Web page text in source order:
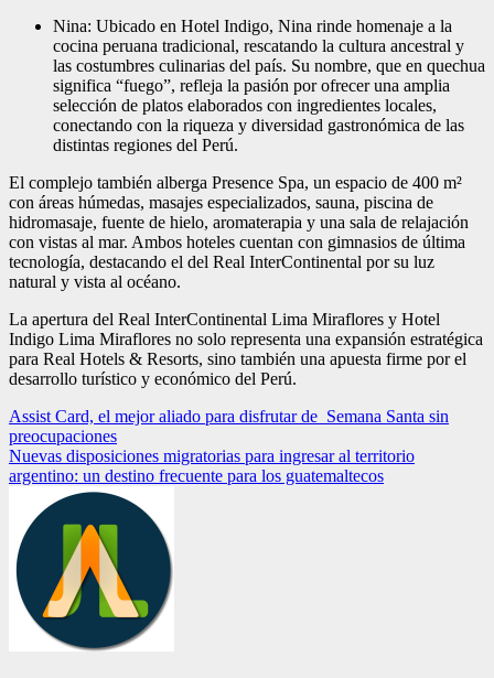
Nina: Ubicado en Hotel Indigo, Nina rinde homenaje a la
cocina peruana tradicional, rescatando la cultura ancestral y
las costumbres culinarias del país. Su nombre, que en quechua
significa “fuego”, refleja la pasión por ofrecer una amplia
selección de platos elaborados con ingredientes locales,
conectando con la riqueza y diversidad gastronómica de las
distintas regiones del Perú.
El complejo también alberga Presence Spa, un espacio de 400 m²
con áreas húmedas, masajes especializados, sauna, piscina de
hidromasaje, fuente de hielo, aromaterapia y una sala de relajación
con vistas al mar. Ambos hoteles cuentan con gimnasios de última
tecnología, destacando el del Real InterContinental por su luz
natural y vista al océano.
La apertura del Real InterContinental Lima Miraflores y Hotel
Indigo Lima Miraflores no solo representa una expansión estratégica
para Real Hotels & Resorts, sino también una apuesta firme por el
desarrollo turístico y económico del Perú.
Navegación
de
entradas
Assist Card, el mejor aliado para disfrutar de Semana Santa sin
preocupaciones
Nuevas disposiciones migratorias para ingresar al territorio
argentino: un destino frecuente para los guatemaltecos